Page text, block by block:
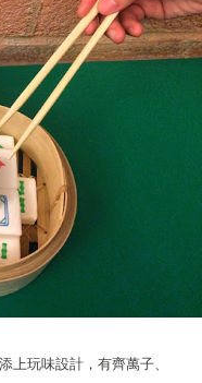
玩味設計，有齊萬子、